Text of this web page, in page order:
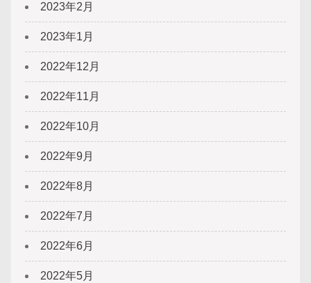
2023年2月
2023年1月
2022年12月
2022年11月
2022年10月
2022年9月
2022年8月
2022年7月
2022年6月
2022年5月